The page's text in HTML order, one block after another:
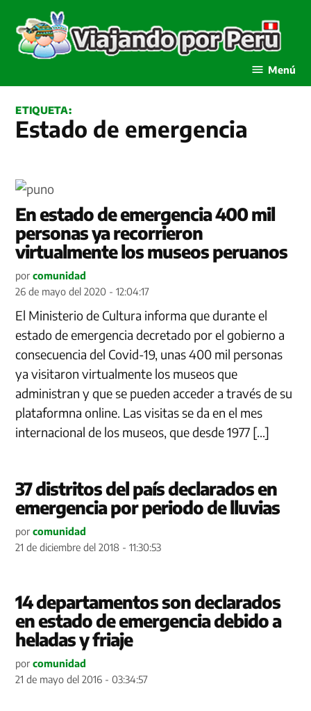
contenido
Menú
ETIQUETA:
Estado de emergencia
En estado de emergencia 400 mil
personas ya recorrieron
virtualmente los museos peruanos
por comunidad
26 de mayo del 2020 - 12:04:17
El Ministerio de Cultura informa que durante el
estado de emergencia decretado por el gobierno a
consecuencia del Covid-19, unas 400 mil personas
ya visitaron virtualmente los museos que
administran y que se pueden acceder a través de su
plataformna online. Las visitas se da en el mes
internacional de los museos, que desde 1977 […]
37 distritos del país declarados en
emergencia por periodo de lluvias
por comunidad
21 de diciembre del 2018 - 11:30:53
14 departamentos son declarados
en estado de emergencia debido a
heladas y friaje
por comunidad
21 de mayo del 2016 - 03:34:57